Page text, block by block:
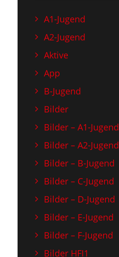
A1-Jugend
A2-Jugend
Aktive
App
B-Jugend
Bilder
Bilder – A1-Jugend
Bilder – A2-Jugend
Bilder – B-Jugend
Bilder – C-Jugend
Bilder – D-Jugend
Bilder – E-Jugend
Bilder – F-Jugend
Bilder HFI1